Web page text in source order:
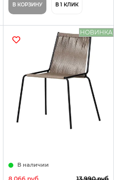
В КОРЗИНУ В 1 КЛИК
НОВИНКА
В наличии